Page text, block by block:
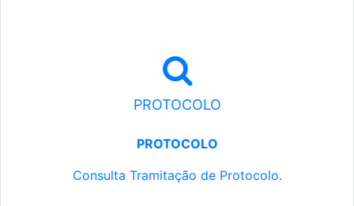
PROTOCOLO
PROTOCOLO
Consulta Tramitação de Protocolo.